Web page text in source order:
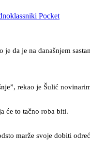
Pocket
da je na današnjem
rekao je Šulić
će to tačno roba biti.
marže svoje dobiti